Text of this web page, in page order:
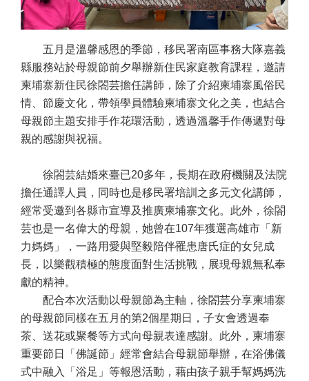
五月是溫馨感恩的季節，移民署南區事務大隊嘉義
縣服務站於母親節前夕舉辦新住民家庭教育課程，邀請
柬埔寨新住民徐閤芸擔任講師，除了介紹柬埔寨風俗民
情、節慶文化，帶領學員體驗柬埔寨文化之美，也結合
母親節主題安排手作花環活動，透過溫馨手作傳遞對母
親的感謝與祝福。
徐閤芸結婚來臺已20多年，長期在政府機關及法院
擔任通譯人員，同時也是移民署培訓之多元文化講師，
經常受邀到各縣市宣導及推廣柬埔寨文化。此外，徐閤
芸也是一名偉大的母親，她曾在107年獲選高雄市「新
力媽媽」，一路用愛與堅毅陪伴罹患唐氏症的女兒成
長，以樂觀積極的態度面對生活挑戰，展現母親無私奉
獻的精神。
配合本次活動以母親節為主軸，徐閤芸分享柬埔寨
的母親節同樣在五月的第2個星期日，子女會透過奉
茶、送花或聚餐等方式向母親表達感謝。此外，柬埔寨
重要節日「佛誕節」經常會結合母親節舉辦，在浴佛儀
式中融入「浴足」等報恩活動，藉由孩子親手幫媽媽洗